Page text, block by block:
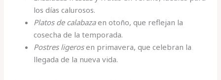
los días calurosos.
Platos de calabazaen otoño, que reflejan la
cosecha de la temporada.
Postres ligerosen primavera, que celebran la
llegada de la nueva vida.